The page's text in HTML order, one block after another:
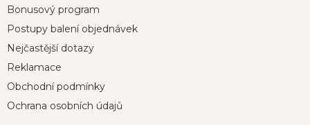
Bonusový program
Postupy balení objednávek
Nejčastější dotazy
Reklamace
Obchodní podmínky
Ochrana osobních údajů